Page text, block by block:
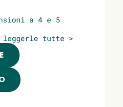
a 4 e 5
leggerle tutte >